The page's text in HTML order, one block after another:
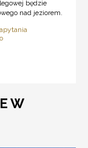
będzie
nad jeziorem.
W